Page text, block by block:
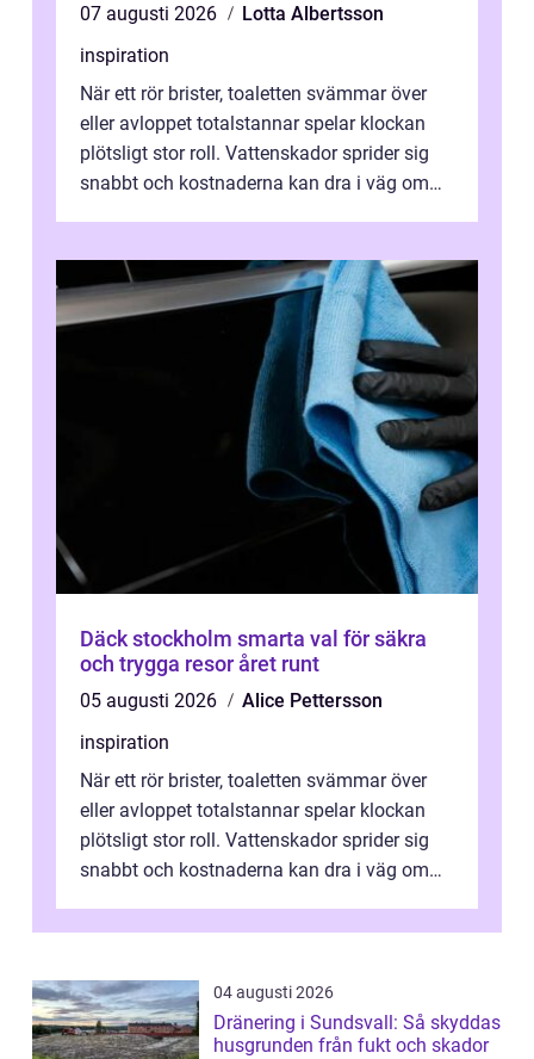
07 augusti 2026
Lotta Albertsson
inspiration
När ett rör brister, toaletten svämmar över
eller avloppet totalstannar spelar klockan
plötsligt stor roll. Vattenskador sprider sig
snabbt och kostnaderna kan dra i väg om
Däck stockholm smarta val för säkra
och trygga resor året runt
05 augusti 2026
Alice Pettersson
inspiration
När ett rör brister, toaletten svämmar över
eller avloppet totalstannar spelar klockan
plötsligt stor roll. Vattenskador sprider sig
snabbt och kostnaderna kan dra i väg om
04 augusti 2026
Dränering i Sundsvall: Så skyddas
husgrunden från fukt och skador